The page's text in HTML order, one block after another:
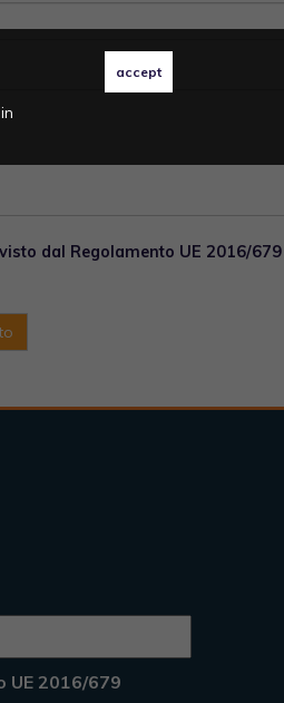
dal Regolamento UE 2016/679
2016/679